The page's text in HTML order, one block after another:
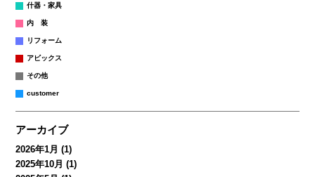
什器・家具
内 装
リフォーム
アビックス
その他
customer
アーカイブ
2026年1月 (1)
2025年10月 (1)